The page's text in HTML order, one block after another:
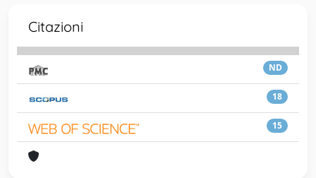
Citazioni
ND
18
15